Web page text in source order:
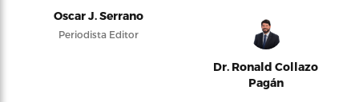
Oscar J. Serrano
Periodista Editor
Dr. Ronald Collazo
Pagán